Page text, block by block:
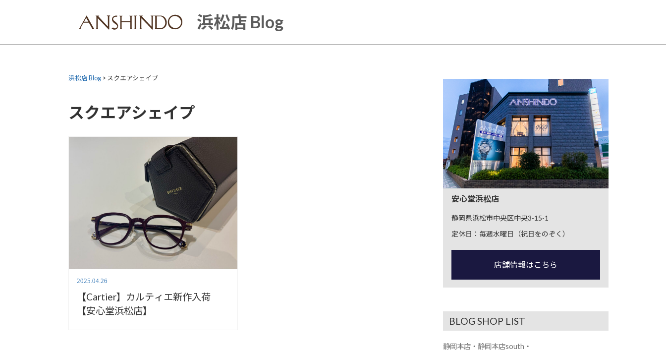
浜松店 Blog
浜松店 Blog > スクエアシェイプ
スクエアシェイプ
2025.04.26
【Cartier】カルティエ新作入荷
【安心堂浜松店】
安心堂浜松店
静岡県浜松市中央区中央3-15-1
定休日：毎週水曜日（祝日をのぞく）
店舗情報はこちら
BLOG SHOP LIST
静岡本店・静岡本店south・